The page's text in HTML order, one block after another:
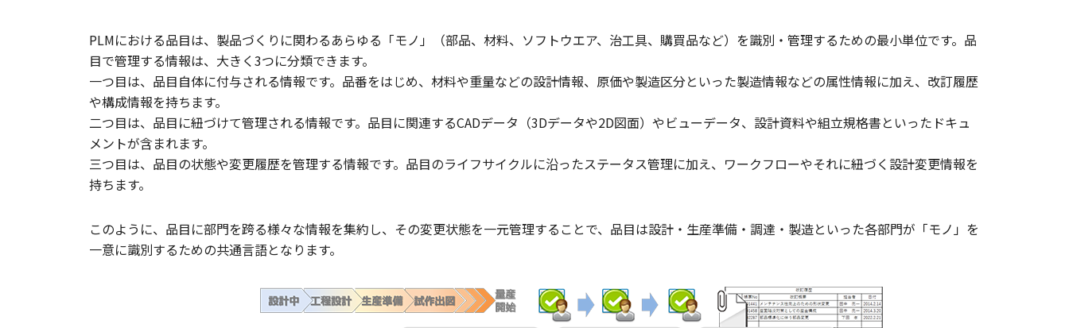
PLMにおける品目は、製品づくりに関わるあらゆる「モノ」（部品、材料、ソフトウエア、治工具、購買品など）を識別・管理するための最小単位です。品
目で管理する情報は、大きく3つに分類できます。
一つ目は、品目自体に付与される情報です。品番をはじめ、材料や重量などの設計情報、原価や製造区分といった製造情報などの属性情報に加え、改訂履歴
や構成情報を持ちます。
二つ目は、品目に紐づけて管理される情報です。品目に関連するCADデータ（3Dデータや2D図面）やビューデータ、設計資料や組立規格書といったドキュ
メントが含まれます。
三つ目は、品目の状態や変更履歴を管理する情報です。品目のライフサイクルに沿ったステータス管理に加え、ワークフローやそれに紐づく設計変更情報を
持ちます。
このように、品目に部門を跨る様々な情報を集約し、その変更状態を一元管理することで、品目は設計・生産準備・調達・製造といった各部門が「モノ」を
一意に識別するための共通言語となります。